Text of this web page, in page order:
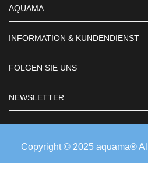
AQUAMA
INFORMATION & KUNDENDIENST
FOLGEN SIE UNS
NEWSLETTER
Copyright © 2025 aquama®